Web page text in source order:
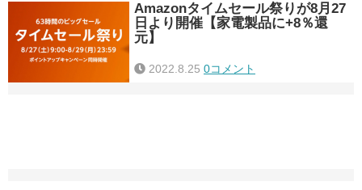
Amazonタイムセール祭りが8月27
日より開催【家電製品に+8％還
元】
2022.8.25 0コメント